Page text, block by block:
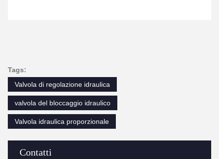
Contatti
Tags:
Valvola di regolazione idraulica
valvola del bloccaggio idraulico
Valvola idraulica proporzionale